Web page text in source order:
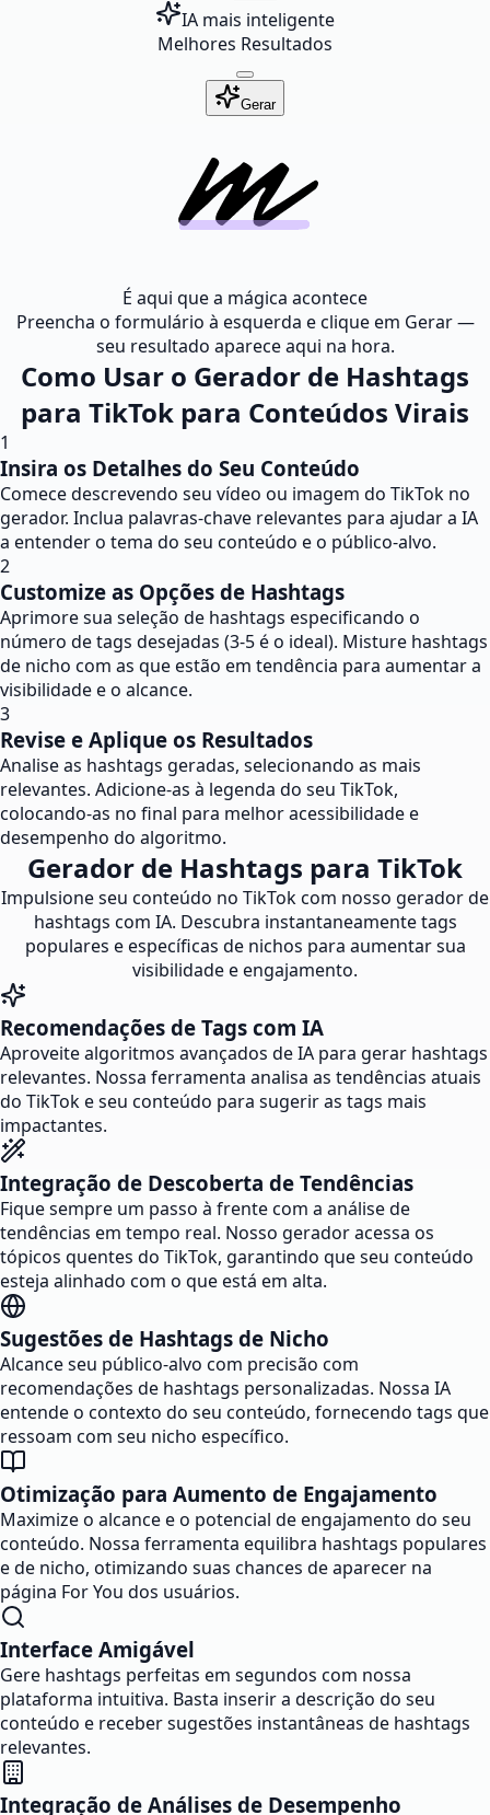
IA mais inteligente
Melhores Resultados
Gerar
É aqui que a mágica acontece
Preencha o formulário à esquerda e clique em Gerar —
seu resultado aparece aqui na hora.
Como Usar o Gerador de Hashtags
para TikTok para Conteúdos Virais
1
Insira os Detalhes do Seu Conteúdo
Comece descrevendo seu vídeo ou imagem do TikTok no
gerador. Inclua palavras-chave relevantes para ajudar a IA
a entender o tema do seu conteúdo e o público-alvo.
2
Customize as Opções de Hashtags
Aprimore sua seleção de hashtags especificando o
número de tags desejadas (3-5 é o ideal). Misture hashtags
de nicho com as que estão em tendência para aumentar a
visibilidade e o alcance.
3
Revise e Aplique os Resultados
Analise as hashtags geradas, selecionando as mais
relevantes. Adicione-as à legenda do seu TikTok,
colocando-as no final para melhor acessibilidade e
desempenho do algoritmo.
Gerador de Hashtags para TikTok
Impulsione seu conteúdo no TikTok com nosso gerador de
hashtags com IA. Descubra instantaneamente tags
populares e específicas de nichos para aumentar sua
visibilidade e engajamento.
Recomendações de Tags com IA
Aproveite algoritmos avançados de IA para gerar hashtags
relevantes. Nossa ferramenta analisa as tendências atuais
do TikTok e seu conteúdo para sugerir as tags mais
impactantes.
Integração de Descoberta de Tendências
Fique sempre um passo à frente com a análise de
tendências em tempo real. Nosso gerador acessa os
tópicos quentes do TikTok, garantindo que seu conteúdo
esteja alinhado com o que está em alta.
Sugestões de Hashtags de Nicho
Alcance seu público-alvo com precisão com
recomendações de hashtags personalizadas. Nossa IA
entende o contexto do seu conteúdo, fornecendo tags que
ressoam com seu nicho específico.
Otimização para Aumento de Engajamento
Maximize o alcance e o potencial de engajamento do seu
conteúdo. Nossa ferramenta equilibra hashtags populares
e de nicho, otimizando suas chances de aparecer na
página For You dos usuários.
Interface Amigável
Gere hashtags perfeitas em segundos com nossa
plataforma intuitiva. Basta inserir a descrição do seu
conteúdo e receber sugestões instantâneas de hashtags
relevantes.
Integração de Análises de Desempenho